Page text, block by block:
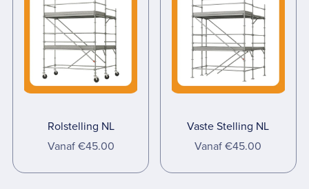
Rolstelling NL
Vanaf €45.00
Vaste Stelling NL
Vanaf €45.00